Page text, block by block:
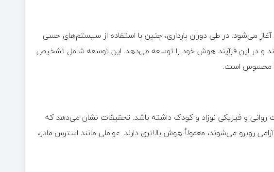
می‌شود. در طی دوران بارداری، جنین با استفاده از سیستم‌های حسی
و در این فرآیند هوش خود را توسعه می‌دهد. این توسعه شامل تشخیص
محسوس است.
و فیزیکی نوزاد و کودک داشته باشد. تحقیقات نشان می‌دهد که
روبرو می‌شوند، معمولاً هوش بالاتری دارند. عواملی مانند استرس مادر،